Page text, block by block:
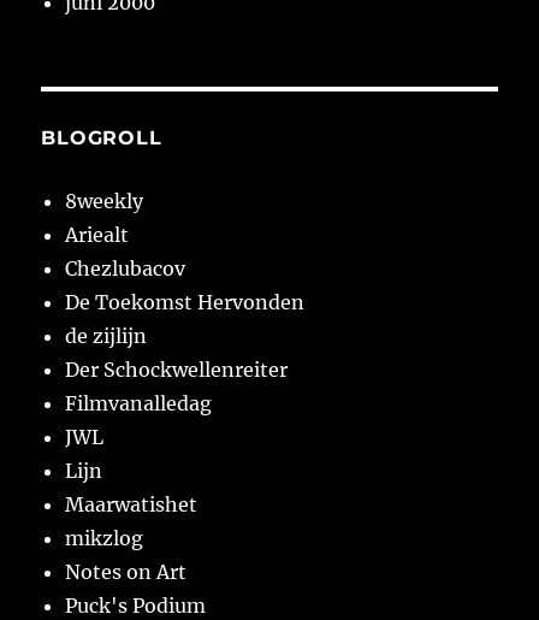
BLOGROLL
8weekly
Ariealt
Chezlubacov
De Toekomst Hervonden
de zijlijn
Der Schockwellenreiter
Filmvanalledag
JWL
Lijn
Maarwatishet
mikzlog
Notes on Art
Puck's Podium